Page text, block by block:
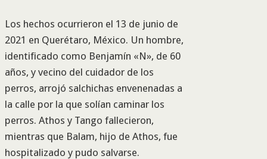
Los hechos ocurrieron el 13 de junio de
2021 en Querétaro, México. Un hombre,
identificado como Benjamín «N», de 60
años, y vecino del cuidador de los
perros, arrojó salchichas envenenadas a
la calle por la que solían caminar los
perros. Athos y Tango fallecieron,
mientras que Balam, hijo de Athos, fue
hospitalizado y pudo salvarse.